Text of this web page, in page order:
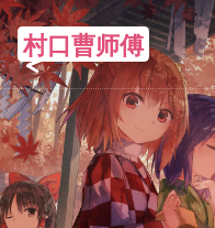
村口曹师傅